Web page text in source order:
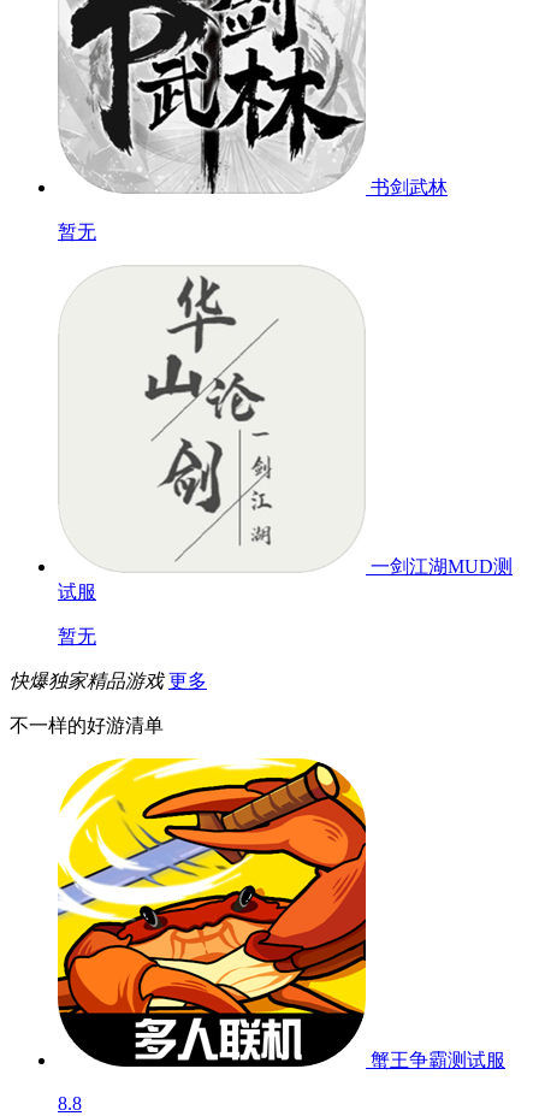
书剑武林
暂无
一剑江湖MUD测
试服
暂无
快爆独家精品游戏 更多
不一样的好游清单
蟹王争霸测试服
8.8